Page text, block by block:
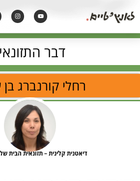
דבר
רחלי קורנברג
דיאטנית קלינית – תזונאית הבית